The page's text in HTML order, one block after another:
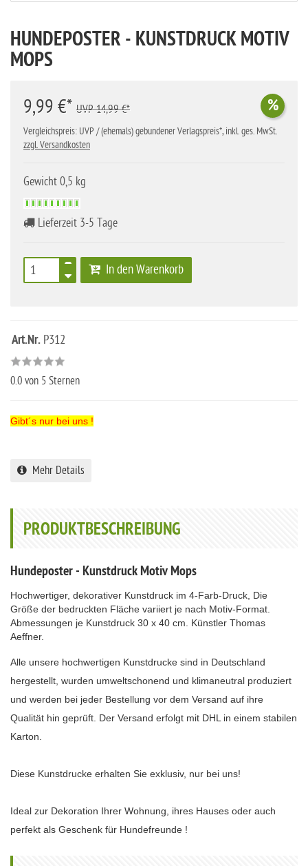
HUNDEPOSTER - KUNSTDRUCK MOTIV
MOPS
9,99 €* %
UVP 14,99 €*
Vergleichspreis: UVP / (ehemals) gebundener Verlagspreis*, inkl. ges. MwSt.
zzgl. Versandkosten
Gewicht 0,5 kg
Lieferzeit 3-5 Tage
In den Warenkorb
Art.Nr. P312
0.0 von 5 Sternen
Gibt´s nur bei uns !
Mehr Details
PRODUKTBESCHREIBUNG
Hundeposter - Kunstdruck Motiv Mops
Hochwertiger, dekorativer Kunstdruck im 4-Farb-Druck, Die
Größe der bedruckten Fläche variiert je nach Motiv-Format.
Abmessungen je Kunstdruck 30 x 40 cm. Künstler Thomas
Aeffner.
Alle unsere hochwertigen Kunstdrucke sind in Deutschland
hergestellt, wurden umweltschonend und klimaneutral produziert
und werden bei jeder Bestellung vor dem Versand auf ihre
Qualität hin geprüft. Der Versand erfolgt mit DHL in einem stabilen
Karton.
Diese Kunstdrucke erhalten Sie exklusiv, nur bei uns!
Ideal zur Dekoration Ihrer Wohnung, ihres Hauses oder auch
perfekt als Geschenk für Hundefreunde !